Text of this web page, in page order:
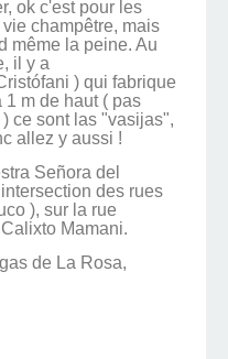
ok c'est pour les
champêtre, mais
même la peine. Au
il y a
) qui fabrique
m de haut ( pas
ce sont las "vasijas",
allez y aussi !
Señora del
des rues
), sur la rue
Mamani.
de La Rosa,